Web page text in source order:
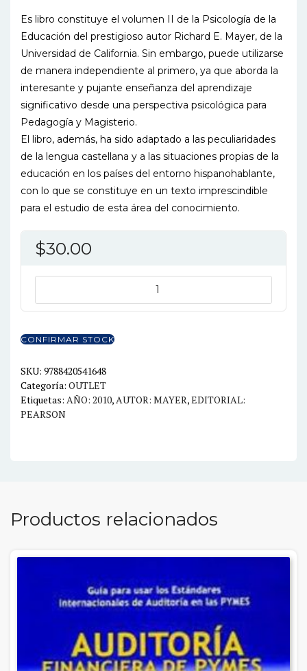
Es libro constituye el volumen II de la Psicología de la
Educación del prestigioso autor Richard E. Mayer, de la
Universidad de California. Sin embargo, puede utilizarse
de manera independiente al primero, ya que aborda la
interesante y pujante enseñanza del aprendizaje
significativo desde una perspectiva psicológica para
Pedagogía y Magisterio.
El libro, además, ha sido adaptado a las peculiaridades
de la lengua castellana y a las situaciones propias de la
educación en los países del entorno hispanohablante,
con lo que se constituye en un texto imprescindible
para el estudio de esta área del conocimiento.
$30.00
EDUCACION
II
ENSEÑAR
PARA
UN
CONFIRMAR STOCK
SKU: 9788420541648
Categoría: OUTLET
Etiquetas: AÑO: 2010, AUTOR: MAYER,EDITORIAL:
PEARSON
Productos relacionados